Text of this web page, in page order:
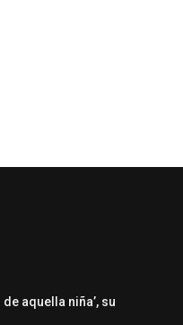
aquella niña’, su